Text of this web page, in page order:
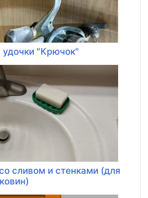
"Крючок"
сливом и стенками (для